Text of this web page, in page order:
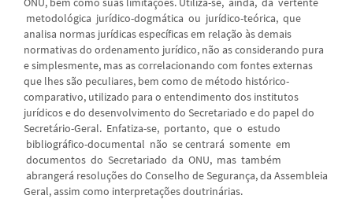
metodológica jurídico-dogmática ou jurídico-teórica, que
analisa normas jurídicas específicas em relação às demais
normativas do ordenamento jurídico, não as considerando pura
e simplesmente, mas as correlacionando com fontes externas
que lhes são peculiares, bem como de método histórico-
comparativo, utilizado para o entendimento dos institutos
jurídicos e do desenvolvimento do Secretariado e do papel do
Secretário-Geral. Enfatiza-se, portanto, que o estudo
bibliográfico-documental não se centrará somente em
documentos do Secretariado da ONU, mas também
abrangerá resoluções do Conselho de Segurança, da Assembleia
Geral, assim como interpretações doutrinárias.